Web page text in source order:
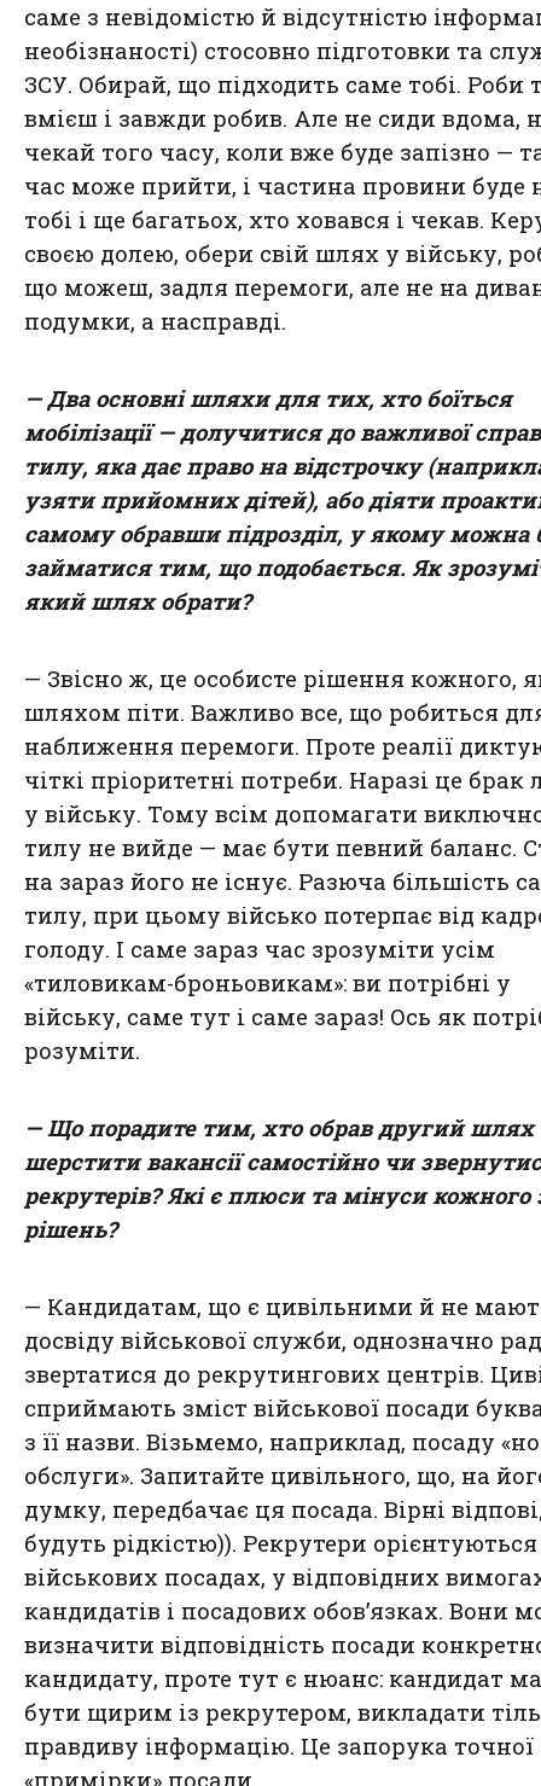
саме з невідомістю й відсутністю
необізнаності) стосовно підготовки та
ЗСУ. Обирай, що підходить саме тобі. Роби
вмієш і завжди робив. Але не сиди вдома,
чекай того часу, коли вже буде запізно —
час може прийти, і частина провини буде
тобі і ще багатьох, хто ховався і чекав.
своєю долею, обери свій шлях у війську,
що можеш, задля перемоги, але не на
подумки, а насправді.
— Два основні шляхи для тих, хто боїться
мобілізації — долучитися до важливої
тилу, яка дає право на відстрочку
узяти прийомних дітей), або діяти
самому обравши підрозділ, у якому можна
займатися тим, що подобається. Як
який шлях обрати?
— Звісно ж, це особисте рішення кожного,
шляхом піти. Важливо все, що робиться
наближення перемоги. Проте реалії
чіткі пріоритетні потреби. Наразі це брак
у війську. Тому всім допомагати
тилу не вийде — має бути певний баланс.
на зараз його не існує. Разюча більшість
тилу, при цьому військо потерпає від
голоду. І саме зараз час зрозуміти усім
«тиловикам-броньовикам»: ви потрібні у
війську, саме тут і саме зараз! Ось як
розуміти.
— Що порадите тим, хто обрав другий шлях
шерстити вакансії самостійно чи
рекрутерів? Які є плюси та мінуси кожного
рішень?
— Кандидатам, що є цивільними й не
досвіду військової служби, однозначно
звертатися до рекрутингових центрів.
сприймають зміст військової посади
з її назви. Візьмемо, наприклад, посаду
обслуги». Запитайте цивільного, що, на
думку, передбачає ця посада. Вірні
будуть рідкістю)). Рекрутери
військових посадах, у відповідних
кандидатів і посадових обов’язках. Вони
визначити відповідність посади
кандидату, проте тут є нюанс: кандидат
бути щирим із рекрутером, викладати
правдиву інформацію. Це запорука точної
«примірки» посади.